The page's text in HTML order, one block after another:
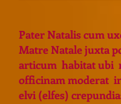
Pater Natalis cum
Matre Natale juxta
articum habitat ubi
officinam moderat
elvi (elfes)